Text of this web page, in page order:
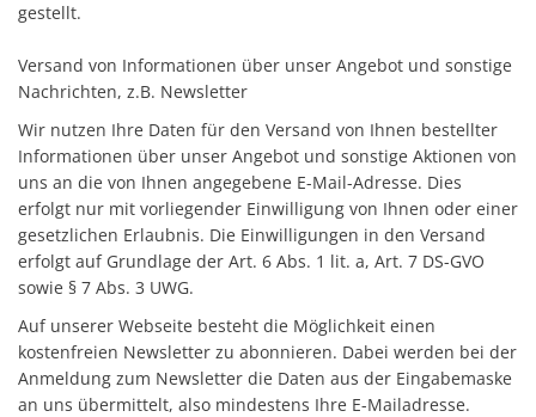
gestellt.
Versand von Informationen über unser Angebot und sonstige
Nachrichten, z.B. Newsletter
Wir nutzen Ihre Daten für den Versand von Ihnen bestellter
Informationen über unser Angebot und sonstige Aktionen von
uns an die von Ihnen angegebene E-Mail-Adresse. Dies
erfolgt nur mit vorliegender Einwilligung von Ihnen oder einer
gesetzlichen Erlaubnis. Die Einwilligungen in den Versand
erfolgt auf Grundlage der Art. 6 Abs. 1 lit. a, Art. 7 DS-GVO
sowie § 7 Abs. 3 UWG.
Auf unserer Webseite besteht die Möglichkeit einen
kostenfreien Newsletter zu abonnieren. Dabei werden bei der
Anmeldung zum Newsletter die Daten aus der Eingabemaske
an uns übermittelt, also mindestens Ihre E-Mailadresse.